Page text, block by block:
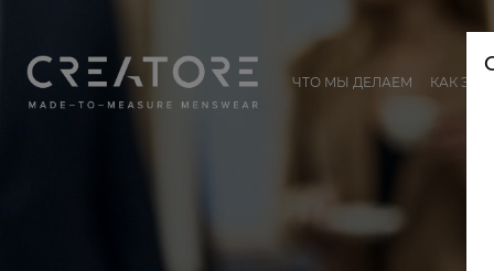
ЧТО МЫ ДЕЛАЕМ КАК ЭТО